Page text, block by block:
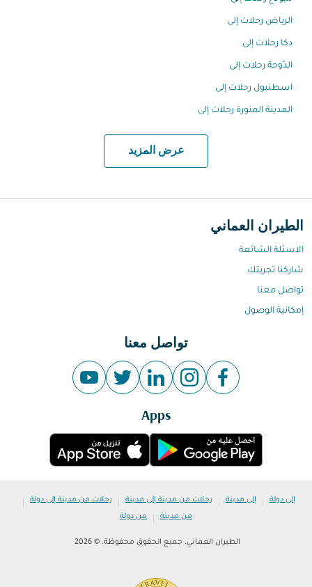
الرياض رحلات إلى
دكا رحلات إلى
الدّوحة رحلات إلى
اسطنبول رحلات إلى
المدينة المنورة رحلات إلى
عرض المزيد
الطيران العماني
الاسئلة الشائعة
شاركنا تجربتك
تواصل معنا
إمكانية الوصول
تواصل معنا
Apps
إلى دولة | إلى مدينة | رحلات من مدينة إلى مدينة | رحلات من مدينة إلى دولة |
من مدينة | من دولة
الطيران العماني. جميع الحقوق محفوظة. © 2026